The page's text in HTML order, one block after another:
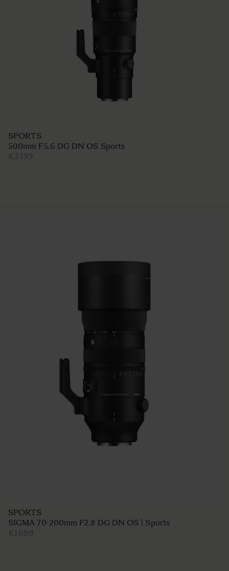
SPORTS
500mm F5.6 DG DN OS Sports
€3 199
SPORTS
SIGMA 70-200mm F2.8 DG DN OS | Sports
€1 699